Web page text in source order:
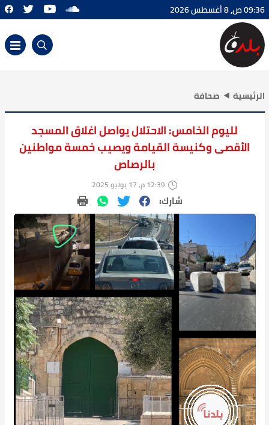
09:36 ص, 8 أغسطس 2026
الرئيسية صحافة
لليوم الخامس: الاحتلال يواصل اغلاق المسجد
الأقصى وكنيسة القيامة ويصيب خمسة مواطنين
بالرصاص
12:39 م, 17 يونيو 2025
شارك: